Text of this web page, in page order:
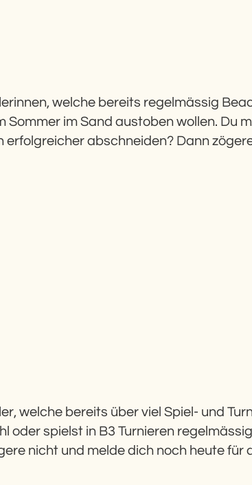
welche bereits regelmässig
Sommer im Sand austoben wollen. Du
erfolgreicher abschneiden? Dann
welche bereits über viel Spiel- und
oder spielst in B3 Turnieren
nicht und melde dich noch heute für